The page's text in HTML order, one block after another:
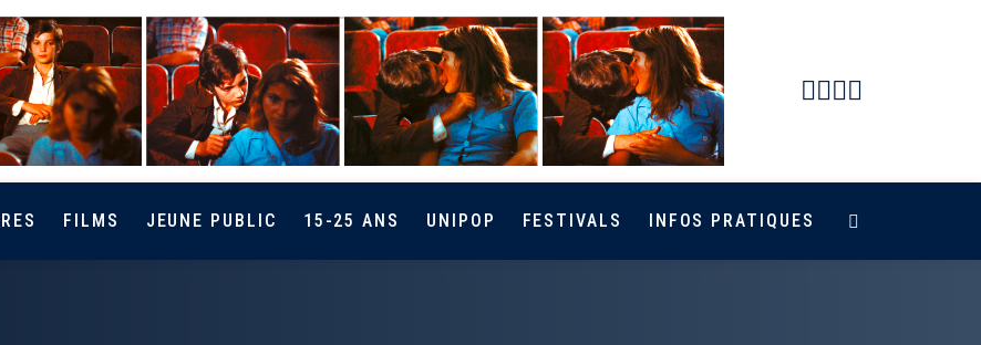
Facebook
Instagram
Youtube
Newsletter
FILMS JEUNE PUBLIC 15-25 ANS UNIPOP FESTIVALS INFOS PRATIQUES